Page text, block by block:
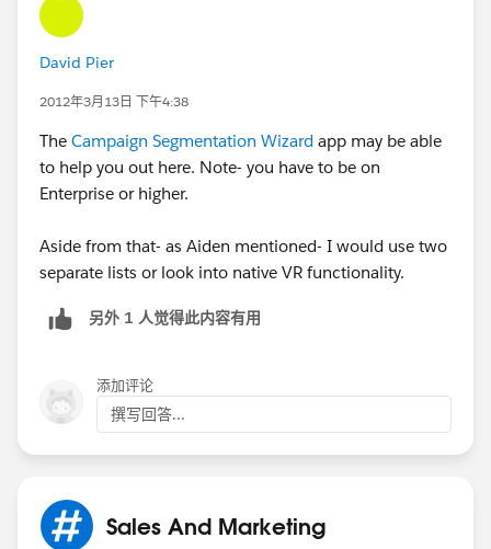
David Pier
2012年3月13日 下午4:38
The Campaign Segmentation Wizard app may be able
to help you out here. Note- you have to be on
Enterprise or higher.
Aside from that- as Aiden mentioned- I would use two
separate lists or look into native VR functionality.
另外 1 人觉得此内容有用
添加评论
撰写回答...
Sales And Marketing